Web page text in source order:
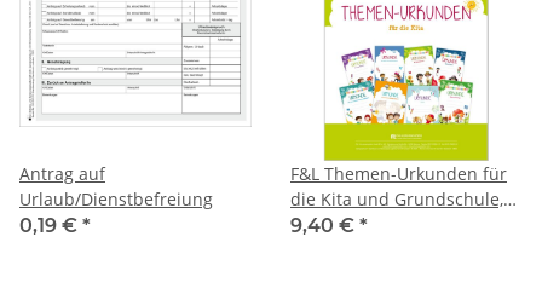
Antrag auf
Urlaub/Dienstbefreiung
0,19 € *
F&L Themen-Urkunden für
die Kita und Grundschule,
Block mit 24 Urkunden
9,40 € *